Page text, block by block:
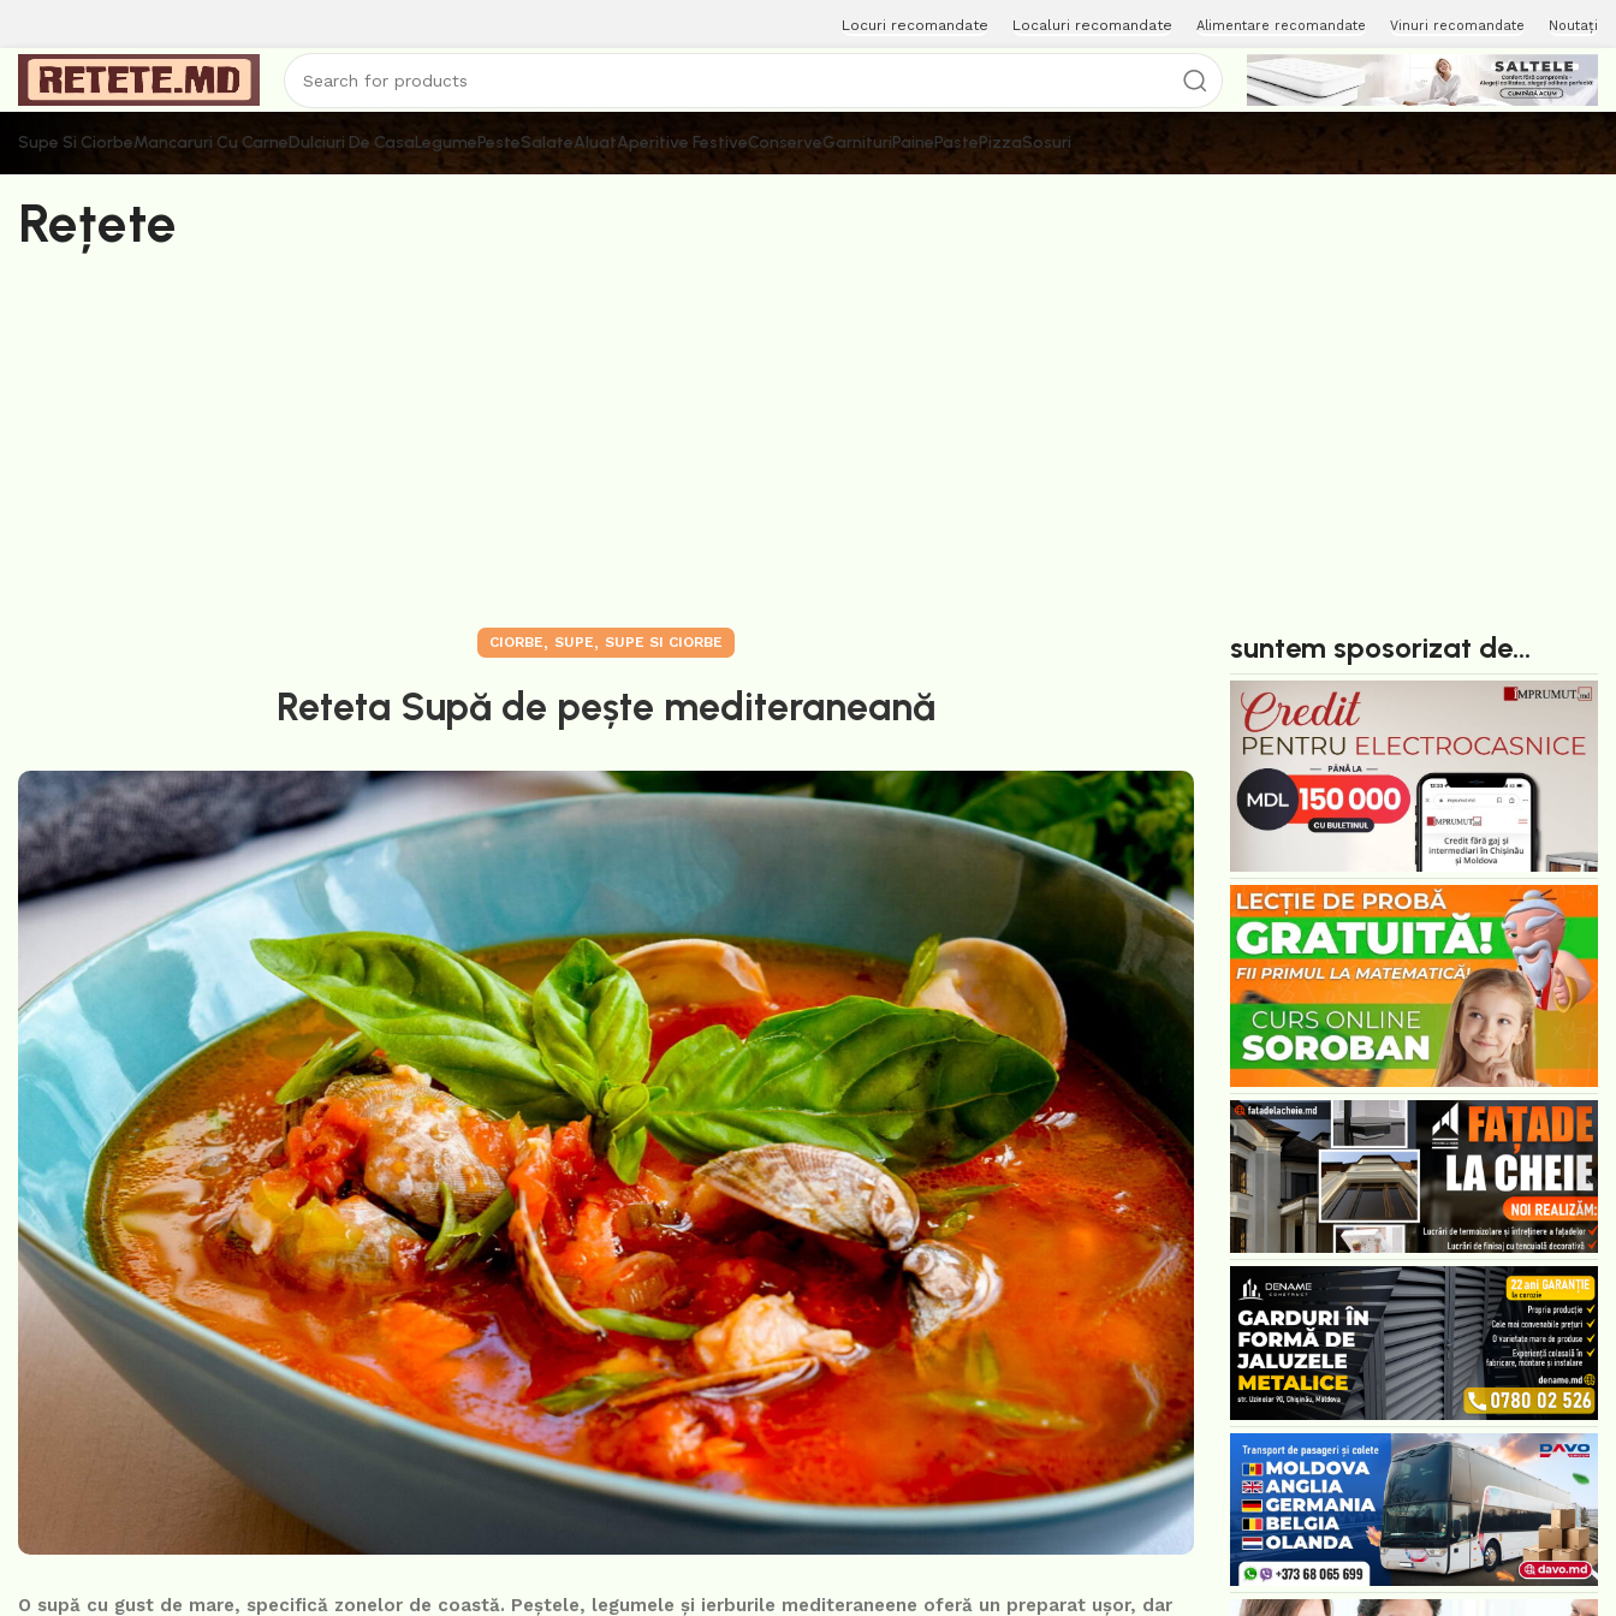
Locuri recomandate Localuri recomandate Alimentare recomandate Vinuri recomandate Noutați
Supe Si CiorbeMancaruri Cu CarneDulciuri De CasaLegumePesteSalateAluatAperitive FestiveConserveGarnituriPainePastePizzaSosuri
Rețete
CIORBE, SUPE, SUPE SI CIORBE
Reteta Supă de pește mediteraneană
O supă cu gust de mare, specifică zonelor de coastă. Peștele, legumele și ierburile mediteraneene oferă un preparat ușor, dar
suntem sposorizat de...